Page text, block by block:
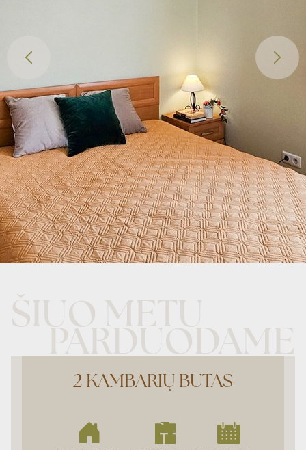
ŠIUO METU
PARDUODAME
2 KAMBARIŲ BUTAS